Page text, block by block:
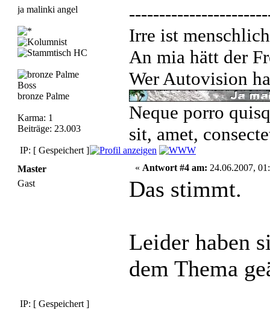
ja malinki angel
Boss
bronze Palme
Karma: 1
Beiträge: 23.003
Irre ist
An mia hätt der
Wer Autovision
Neque porro
sit, amet,
IP: [ Gespeichert ]
Master
Gast
« Antwort #4 am: 24.06.2007,
Das stimmt.
Leider haben
dem Thema
IP: [ Gespeichert ]